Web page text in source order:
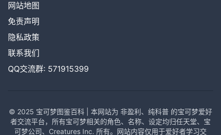
网站地图
免责声明
隐私政策
联系我们
QQ交流群: 571915399
© 2025 宝可梦图鉴百科 | 本网站为 非盈利、纯科普 的宝可梦爱好
者交流平台，所有宝可梦相关的角色、名称、设定均归任天堂、宝
可梦公司、Creatures Inc. 所有。网站内容仅用于爱好者学习交